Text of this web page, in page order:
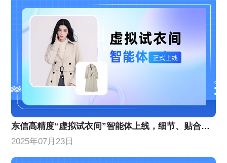
东信高精度“虚拟试衣间”智能体上线，细节、贴合度等AI换衣技术能力创新升级
2025年07月23日